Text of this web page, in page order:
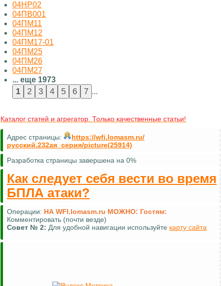
04НР02
04ПВ001
04ПМ11
04ПМ12
04ПМ17-01
04ПМ25
04ПМ26
04ПМ27
... еще 1973
...
Каталог статей и агрегатор. Только качественные статьи!
Адрес страницы:
https://wfi.lomasm.ru/
русский.232ая_серия/picture(25914)
Разработка страницы завершена на 0%
Как следует себя вести во время
БПЛА атаки?
Операции: НА WFI.lomasm.ru МОЖНО: Гостям:
Комментировать (почти везде)
Совет № 2: Для удобной навигации используйте карту сайта